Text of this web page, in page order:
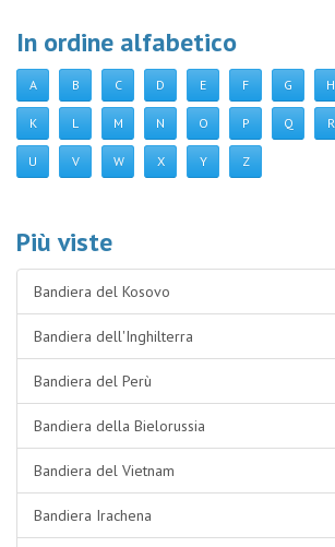
In ordine alfabetico
A B C D E F G H
K L M N O P Q R
U V W X Y Z
Più viste
Bandiera del Kosovo
Bandiera dell'Inghilterra
Bandiera del Perù
Bandiera della Bielorussia
Bandiera del Vietnam
Bandiera Irachena